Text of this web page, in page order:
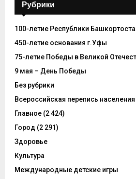
Рубрики
100-летие Республики
450-летие основания г.Уфы
75-летие Победы в Великой
9 мая – День Победы
Без рубрики
Всероссийская перепись населения
Главное (2 424)
Город (2 291)
Здоровье
Культура
Международные детские игры